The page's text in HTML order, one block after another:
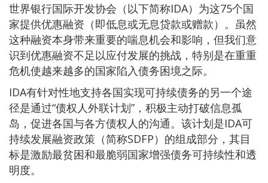
世界银行国际开发协会（以下简称IDA）为这75个国
家提供优惠融资（即低息或无息贷款或赠款）。虽然
这种融资本身带来重要的喘息机会和影响，但我们意
识到优惠融资不足以应付发展的挑战，特别是在重重
危机使越来越多的国家陷入债务困境之际。
IDA有针对性地支持各国实现可持续债务的另一个途
径是通过“债权人外联计划”，积极主动打破信息孤
岛，促进各国与各方债权人的沟通。该计划是IDA可
持续发展融资政策（简称SDFP）的组成部分，其目
标是激励最贫困和最脆弱国家增强债务可持续性和透
明度。